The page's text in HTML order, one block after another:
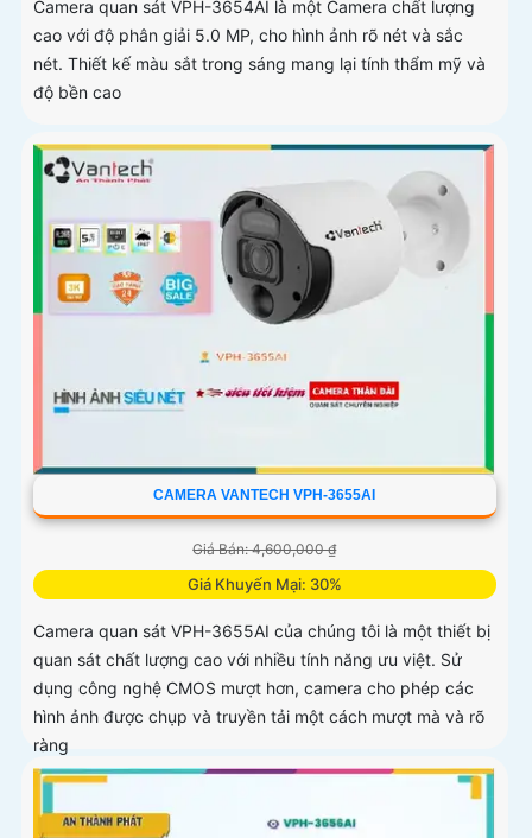
Camera quan sát VPH-3654AI là một Camera chất lượng
cao với độ phân giải 5.0 MP, cho hình ảnh rõ nét và sắc
nét. Thiết kế màu sắt trong sáng mang lại tính thẩm mỹ và
độ bền cao
CAMERA VANTECH VPH-3655AI
Giá Bán: 4,600,000 ₫
Giá Khuyến Mại: 30%
Camera quan sát VPH-3655AI của chúng tôi là một thiết bị
quan sát chất lượng cao với nhiều tính năng ưu việt. Sử
dụng công nghệ CMOS mượt hơn, camera cho phép các
hình ảnh được chụp và truyền tải một cách mượt mà và rõ
ràng